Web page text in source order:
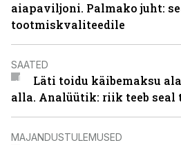
aiapaviljoni. Palmako juht:
tootmiskvaliteedile
SAATED
Läti toidu käibemaksu
alla. Analüütik: riik teeb
MAJANDUSTULEMUSED